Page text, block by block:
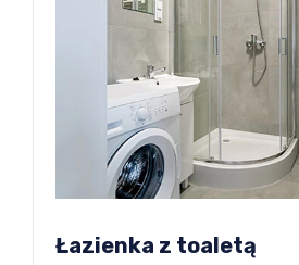
Łazienka z toaletą